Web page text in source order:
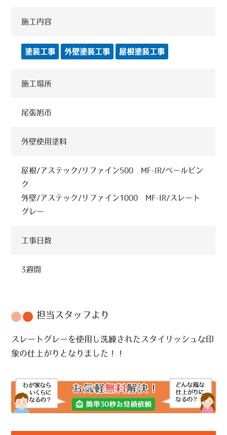
施工内容
塗装工事 外壁塗装工事 屋根塗装工事
施工場所
尾張旭市
外壁使用塗料
屋根/アステック/リファイン500 MF-IR/ペールピン
ク
外壁/アステック/リファイン1000 MF-IR/スレート
グレー
工事日数
3週間
担当スタッフより
スレートグレーを使用し洗練されたスタイリッシュな印
象の仕上がりとなりました！！